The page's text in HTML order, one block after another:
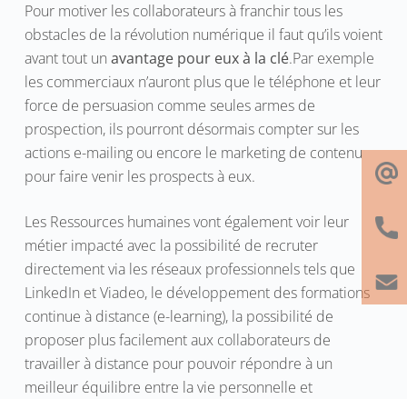
Pour motiver les collaborateurs à franchir tous les
obstacles de la révolution numérique il faut qu’ils voient
avant tout un avantage pour eux à la clé.Par exemple
les commerciaux n’auront plus que le téléphone et leur
force de persuasion comme seules armes de
prospection, ils pourront désormais compter sur les
actions e-mailing ou encore le marketing de contenu
pour faire venir les prospects à eux.
Les Ressources humaines vont également voir leur
métier impacté avec la possibilité de recruter
directement via les réseaux professionnels tels que
LinkedIn et Viadeo, le développement des formations
continue à distance (e-learning), la possibilité de
proposer plus facilement aux collaborateurs de
travailler à distance pour pouvoir répondre à un
meilleur équilibre entre la vie personnelle et